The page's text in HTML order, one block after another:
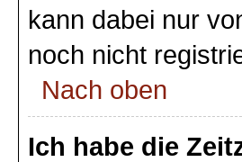
kann dabei nur
noch nicht
Nach oben
Ich habe die